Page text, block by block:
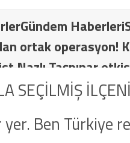
ortak operasyon!
Nazlı Taşpınar
MİT ve TSK’dan
.
SEÇİLMİŞ
Ben Türkiye